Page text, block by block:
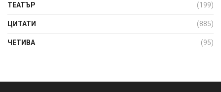
ТЕАТЪР (199)
ЦИТАТИ (885)
ЧЕТИВА (95)